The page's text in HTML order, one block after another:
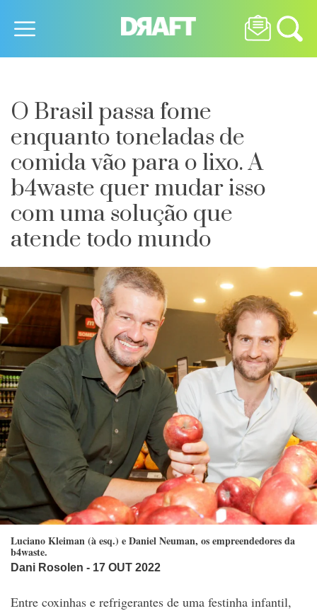
O Brasil passa fome
enquanto toneladas de
comida vão para o lixo. A
b4waste quer mudar isso
com uma solução que
atende todo mundo
Luciano Kleiman (à esq.) e Daniel Neuman, os empreendedores da
b4waste.
Dani Rosolen - 17 OUT 2022
Entre coxinhas e refrigerantes de uma festinha infantil,